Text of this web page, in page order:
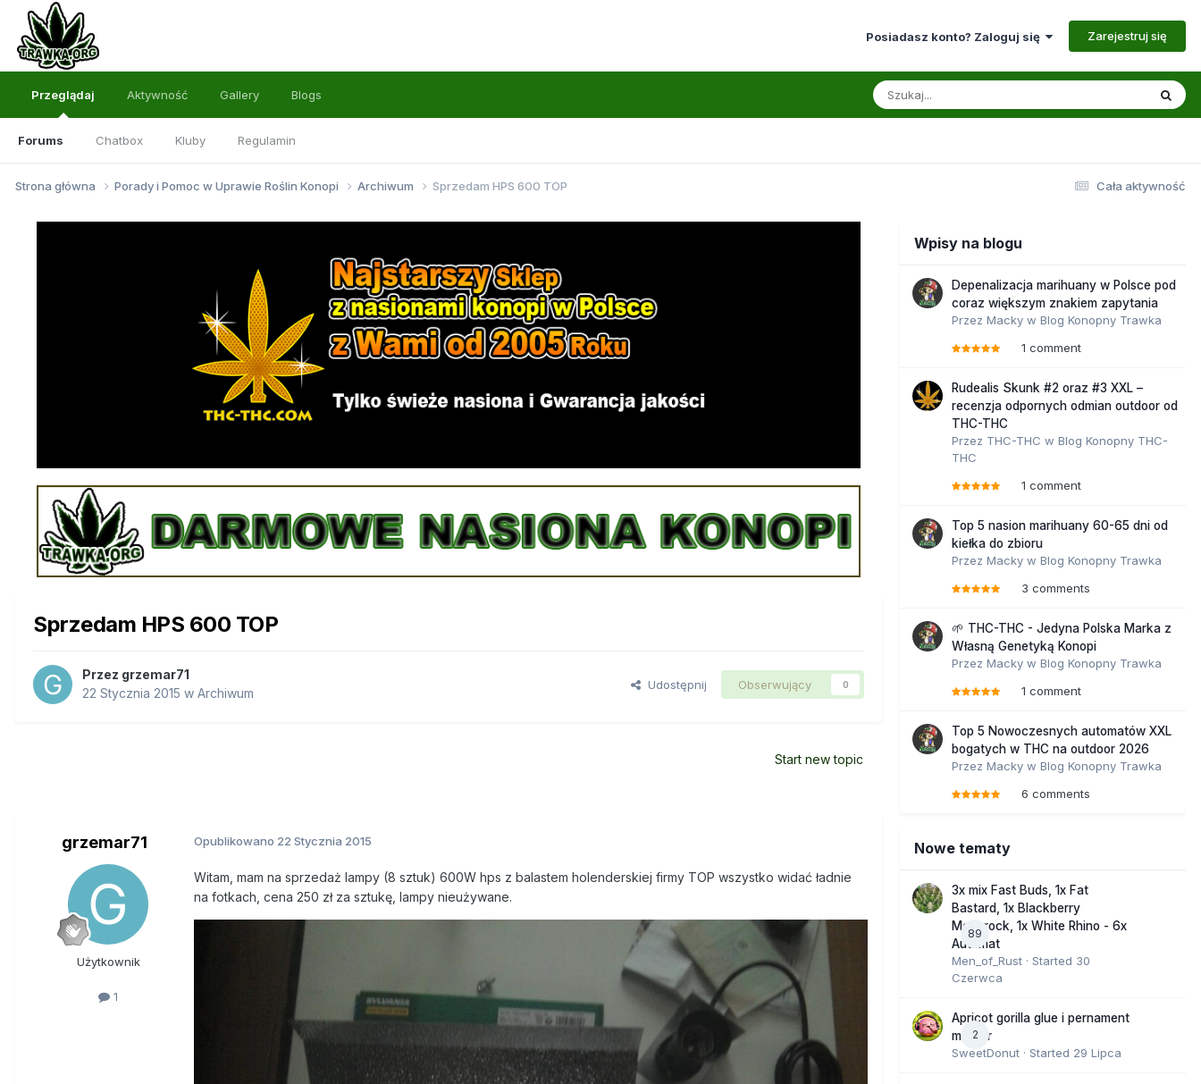
Posiadasz konto? Zaloguj się Zarejestruj się
Przeglądaj
Forums Chatbox Kluby Regulamin
Aktywność Gallery Blogs
Cała aktywność
Strona główna Porady i Pomoc w Uprawie Roślin Konopi Archiwum Sprzedam HPS 600 TOP
Sprzedam HPS 600 TOP
Przez grzemar71
22 Stycznia 2015 w Archiwum
Udostępnij Obserwujący 0
Start new topic
grzemar71
Użytkownik
1
Opublikowano 22 Stycznia 2015
Witam, mam na sprzedaż lampy (8 sztuk) 600W hps z balastem holenderskiej firmy TOP wszystko widać ładnie
na fotkach, cena 250 zł za sztukę, lampy nieużywane.
Wpisy na blogu
Depenalizacja marihuany w Polsce pod
coraz większym znakiem zapytania
Przez Macky w Blog Konopny Trawka
1 comment
Rudealis Skunk #2 oraz #3 XXL –
recenzja odpornych odmian outdoor od
THC-THC
Przez THC-THC w Blog Konopny THC-
THC
1 comment
Top 5 nasion marihuany 60-65 dni od
kiełka do zbioru
Przez Macky w Blog Konopny Trawka
3 comments
🌱 THC-THC - Jedyna Polska Marka z
Własną Genetyką Konopi
Przez Macky w Blog Konopny Trawka
1 comment
Top 5 Nowoczesnych automatów XXL
bogatych w THC na outdoor 2026
Przez Macky w Blog Konopny Trawka
6 comments
Nowe tematy
89
3x mix Fast Buds, 1x Fat
Bastard, 1x Blackberry
Moonrock, 1x White Rhino - 6x
Automat
Men_of_Rust · Started 30
Czerwca
2
Apricot gorilla glue i pernament
marker
SweetDonut · Started 29 Lipca